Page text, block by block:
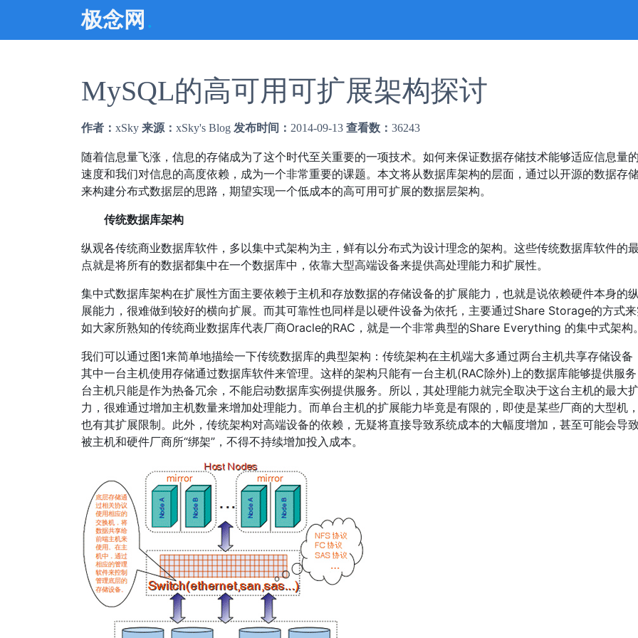
极念网 .
MySQL的高可用可扩展架构探讨
作者： xSky 来源： xSky's Blog 发布时间： 2014-09-13 查看数： 36243
随着信息量飞涨，信息的存储成为了这个时代至关重要的一项技术。如何来保证数据存储技术能够适应信息量
速度和我们对信息的高度依赖，成为一个非常重要的课题。本文将从数据库架构的层面，通过以开源的数据存
来构建分布式数据层的思路，期望实现一个低成本的高可用可扩展的数据层架构。
传统数据库架构
纵观各传统商业数据库软件，多以集中式架构为主，鲜有以分布式为设计理念的架构。这些传统数据库软件的
点就是将所有的数据都集中在一个数据库中，依靠大型高端设备来提供高处理能力和扩展性。
集中式数据库架构在扩展性方面主要依赖于主机和存放数据的存储设备的扩展能力，也就是说依赖硬件本身的
展能力，很难做到较好的横向扩展。而其可靠性也同样是以硬件设备为依托，主要通过Share Storage的方式
如大家所熟知的传统商业数据库代表厂商Oracle的RAC，就是一个非常典型的Share Everything 的集中式架构
我们可以通过图1来简单地描绘一下传统数据库的典型架构：传统架构在主机端大多通过两台主机共享存储设备
其中一台主机使用存储通过数据库软件来管理。这样的架构只能有一台主机(RAC除外)上的数据库能够提供服
台主机只能是作为热备冗余，不能启动数据库实例提供服务。所以，其处理能力就完全取决于这台主机的最大
力，很难通过增加主机数量来增加处理能力。而单台主机的扩展能力毕竟是有限的，即使是某些厂商的大型机
也有其扩展限制。此外，传统架构对高端设备的依赖，无疑将直接导致系统成本的大幅度增加，甚至可能会导
被主机和硬件厂商所“绑架”，不得不持续增加投入成本。